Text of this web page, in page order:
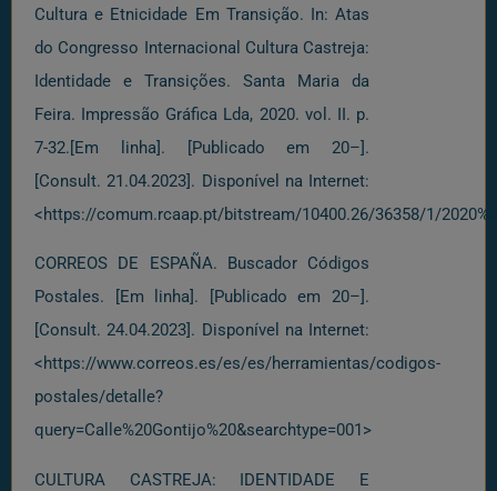
Cultura e Etnicidade Em Transição. In: Atas
do Congresso Internacional Cultura Castreja:
Identidade e Transições. Santa Maria da
Feira. Impressão Gráfica Lda, 2020. vol. II. p.
7-32.[Em linha]. [Publicado em 20–].
[Consult. 21.04.2023]. Disponível na Internet:
<https://comum.rcaap.pt/bitstream/10400.26/36358/1/
CORREOS DE ESPAÑA. Buscador Códigos
Postales. [Em linha]. [Publicado em 20–].
[Consult. 24.04.2023]. Disponível na Internet:
<https://www.correos.es/es/es/herramientas/codigos-
postales/detalle?
query=Calle%20Gontijo%20&searchtype=001>
CULTURA CASTREJA: IDENTIDADE E